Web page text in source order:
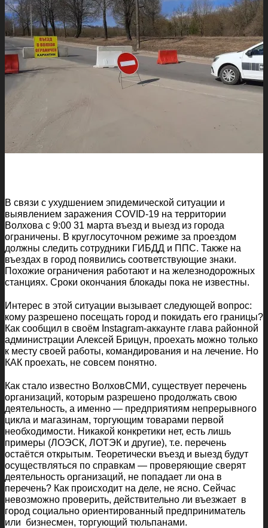
В связи с ухудшением эпидемической ситуации и
выявлением заражения COVID-19 на территории
Волхова с 9:00 31 марта въезд и выезд из города
ограничены. В круглосуточном режиме за проездом
должны следить сотрудники ГИБДД и ППС. Также на
въездах в город появились соответствующие знаки.
Похожие ограничения работают и на железнодорожных
станциях. Сроки окончания блокады пока не известны.
Интерес в этой ситуации вызывает следующей вопрос:
кому разрешено посещать город и покидать его границы?
Как сообщил в своём Instagram-аккаунте глава районной
администрации Алексей Брицун, проехать можно только
к месту своей работы, командирования и на лечение. Но
КАК проехать, не совсем понятно.
Как стало известно ВолховСМИ, существует перечень
организаций, которым разрешено продолжать свою
деятельность, а именно — предприятиям непрерывного
цикла и магазинам, торгующим товарами первой
необходимости. Никакой конкретики нет, есть лишь
примеры (ЛОЭСК, ЛОТЭК и другие), т.е. перечень
остаётся открытым. Теоретически въезд и выезд будут
осуществляться по справкам — проверяющие сверят
деятельность организаций, не попадает ли она в
перечень? Как происходит на деле, не ясно. Сейчас
невозможно проверить, действительно ли въезжает в
город социально ориентированный предприниматель
или бизнесмен, торгующий тюльпанами.